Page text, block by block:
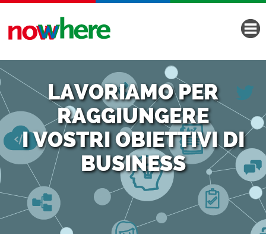
LAVORIAMO PER
RAGGIUNGERE
I VOSTRI OBIETTIVI DI
BUSINESS